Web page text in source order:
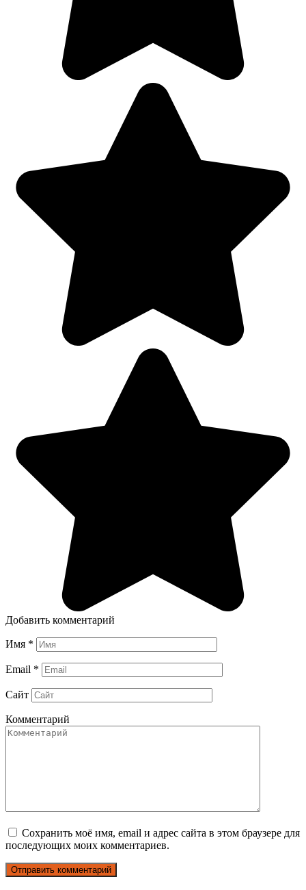
Добавить комментарий
Имя *
Email *
Сайт
Комментарий
Сохранить моё имя, email и адрес сайта в этом браузере для
последующих моих комментариев.